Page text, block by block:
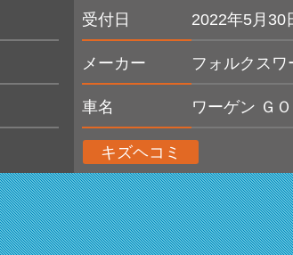
受付日 2022年5月30
メーカー フォルクスワ
車名 ワーゲン ＧＯ
キズヘコミ